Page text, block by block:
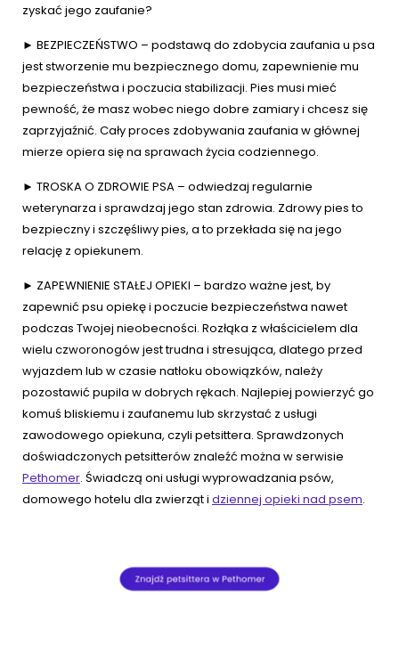
zyskać jego zaufanie?
► BEZPIECZEŃSTWO – podstawą do zdobycia zaufania u psa
jest stworzenie mu bezpiecznego domu, zapewnienie mu
bezpieczeństwa i poczucia stabilizacji. Pies musi mieć
pewność, że masz wobec niego dobre zamiary i chcesz się
zaprzyjaźnić. Cały proces zdobywania zaufania w głównej
mierze opiera się na sprawach życia codziennego.
► TROSKA O ZDROWIE PSA – odwiedzaj regularnie
weterynarza i sprawdzaj jego stan zdrowia. Zdrowy pies to
bezpieczny i szczęśliwy pies, a to przekłada się na jego
relację z opiekunem.
► ZAPEWNIENIE STAŁEJ OPIEKI – bardzo ważne jest, by
zapewnić psu opiekę i poczucie bezpieczeństwa nawet
podczas Twojej nieobecności. Rozłąka z właścicielem dla
wielu czworonogów jest trudna i stresująca, dlatego przed
wyjazdem lub w czasie natłoku obowiązków, należy
pozostawić pupila w dobrych rękach. Najlepiej powierzyć go
komuś bliskiemu i zaufanemu lub skrzystać z usługi
zawodowego opiekuna, czyli petsittera. Sprawdzonych
doświadczonych petsitterów znaleźć można w serwisie
Pethomer. Świadczą oni usługi wyprowadzania psów,
domowego hotelu dla zwierząt i dziennej opieki nad psem.